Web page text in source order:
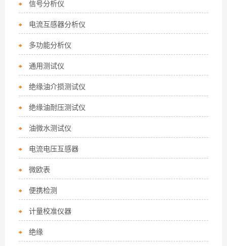
信号分析仪
电流互感器分析仪
多功能分析仪
通用测试仪
绝缘油介损测试仪
绝缘油耐压测试仪
油微水测试仪
电流电压互感器
微欧表
便携检测
计量校准仪器
绝缘